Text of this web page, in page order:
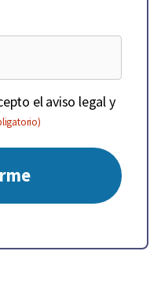
el aviso legal y